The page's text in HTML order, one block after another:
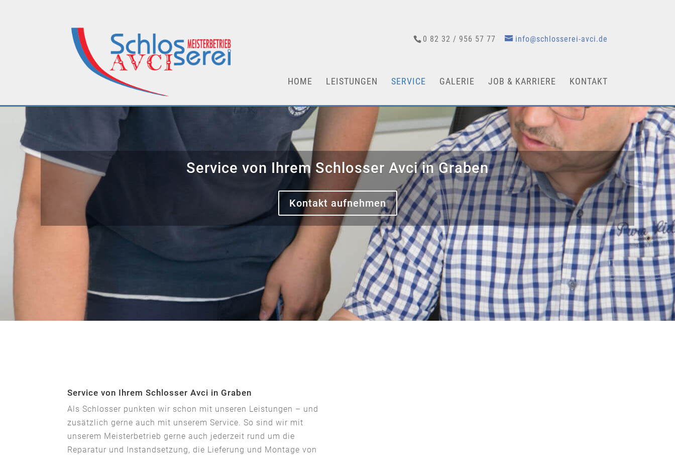
0 82 32 / 956 57 77 info@schlosserei-avci.de
HOME LEISTUNGEN SERVICE GALERIE JOB & KARRIERE KONTAKT
Service von Ihrem Schlosser Avci in Graben
Kontakt aufnehmen
Service von Ihrem Schlosser Avci in Graben
Als Schlosser punkten wir schon mit unseren Leistungen – und
zusätzlich gerne auch mit unserem Service. So sind wir mit
unserem Meisterbetrieb gerne auch jederzeit rund um die
Reparatur und Instandsetzung, die Lieferung und Montage von